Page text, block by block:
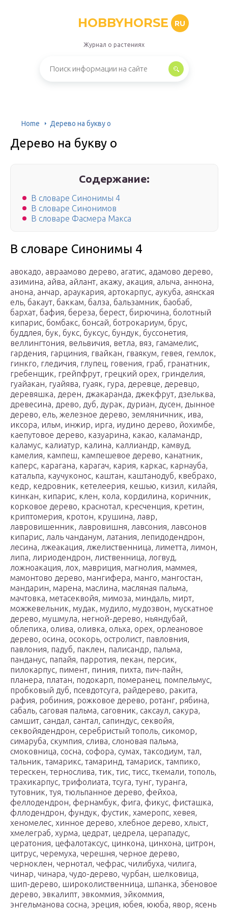
HOBBYHORSE RU
Журнал о растениях
Home Дерево на букву о
Дерево на букву о
Содержание:
В словаре Синонимы 4
В словаре Синонимов
В словаре Фасмера Макса
В словаре Синонимы 4
авокадо, авраамово дерево, агатис, адамово дерево,
азимина, айва, айлант, акажу, акация, алыча, аннона,
анона, анчар, араукария, артокарпус, аукуба, аянская
ель, бакаут, баккам, балза, бальзамник, баобаб,
бархат, бафия, береза, берест, бирючина, болотный
кипарис, бомбакс, бонсай, ботрокариум, брус,
буддлея, бук, букс, буксус, бундук, буссонетия,
веллингтония, вельвичия, ветла, вяз, гамамелис,
гардения, гарциния, гвайкан, гваякум, гевея, гемлок,
гинкго, гледичия, глупец, говения, граб, гранатник,
гребенщик, грейпфрут, грецкий орех, гринделия,
гуайакан, гуайява, гуаяк, гура, деревце, деревцо,
деревяшка, дерен, джакаранда, джекфрут, дзельква,
древесина, древо, дуб, дурак, дуриан, дусен, дынное
дерево, ель, железное дерево, земляничник, ива,
иксора, ильм, инжир, ирга, иудино дерево, йохимбе,
каепутовое дерево, казуарина, какао, каламандр,
каламус, калиатур, калина, каллиандр, камвуд,
камелия, кампеш, кампешевое дерево, канатник,
каперс, карагана, карагач, кария, каркас, карнауба,
катальпа, каучуконос, каштан, каштанодуб, квебрахо,
кедр, кедровник, кетелеерия, кешью, кизил, килайя,
кинкан, кипарис, клен, кола, кордилина, коричник,
корковое дерево, краснотал, кресченция, кретин,
криптомерия, кротон, крушина, лавр,
лавровишенник, лавровишня, лавсония, лавсонов
кипарис, лаль чанданум, латания, лепидодендрон,
лесина, лжеакация, лжелиственница, лиметта, лимон,
липа, лириодендрон, лиственница, логвуд,
ложноакация, лох, мавриция, магнолия, маммея,
мамонтово дерево, мангифера, манго, мангостан,
мандарин, марена, маслина, масляная пальма,
мачтовка, метасеквойя, мимоза, миндаль, мирт,
можжевельник, мудак, мудило, мудозвон, мускатное
дерево, мушмула, негной-дерево, ньяндубай,
облепиха, олива, оливка, ольха, орех, орлеановое
дерево, осина, осокорь, остролист, павловния,
павлония, падуб, паклен, палисандр, пальма,
панданус, папайя, парротия, пекан, персик,
пилокарпус, пимент, пиния, пихта, пич-пайн,
планера, платан, подокарп, померанец, помпельмус,
пробковый дуб, псевдотсуга, райдерево, ракита,
рафия, робиния, рожковое дерево, ротанг, рябина,
сабаль, саговая пальма, саговник, саксаул, сакура,
самшит, сандал, сантал, сапиндус, секвойя,
секвойядендрон, серебристый тополь, сикомор,
симаруба, скумпия, слива, слоновая пальма,
смоковница, сосна, софора, сумах, таксодиум, тал,
тальник, тамарикс, тамаринд, тамариск, тампико,
терескен, тернослива, тик, тис, тисс, ткемали, тополь,
трахикарпус, трифолиата, тсуга, тунг, туранга,
тутовник, туя, тюльпанное дерево, фейхоа,
феллодендрон, фернамбук, фига, фикус, фисташка,
фллодендрон, фундук, фустик, хамеропс, хевея,
хеномелес, хинное дерево, хлебное дерево, хлыст,
хмелеграб, хурма, цедрат, цедрела, церападус,
цератония, цефалотаксус, цинкона, цинхона, цитрон,
цитрус, черемуха, черешня, черное дерево,
черноклен, чернотал, чефрас, чилибуха, чилига,
чинар, чинара, чудо-дерево, чурбан, шелковица,
шип-дерево, широколиственница, шпанка, эбеновое
дерево, эвкалипт, эвкоммия, эйкоммия,
энгельманова сосна, эреция, юбея, ююба, явор, ясень